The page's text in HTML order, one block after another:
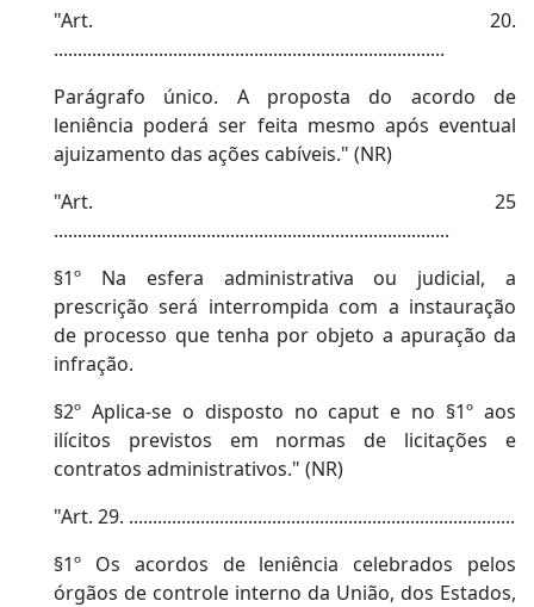
"Art. 20.
..................................................................................
Parágrafo único. A proposta do acordo de
leniência poderá ser feita mesmo após eventual
ajuizamento das ações cabíveis." (NR)
"Art. 25
...................................................................................
§1º Na esfera administrativa ou judicial, a
prescrição será interrompida com a instauração
de processo que tenha por objeto a apuração da
infração.
§2º Aplica-se o disposto no caput e no §1º aos
ilícitos previstos em normas de licitações e
contratos administrativos." (NR)
"Art. 29. .................................................................................
§1º Os acordos de leniência celebrados pelos
órgãos de controle interno da União, dos Estados,